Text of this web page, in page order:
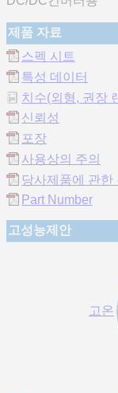
제품 자료
스펙 시트
특성 데이터
치수(외형, 권장
신뢰성
포장
사용상의 주의
당사제품에 관한
Part Number
고성능제안
고온